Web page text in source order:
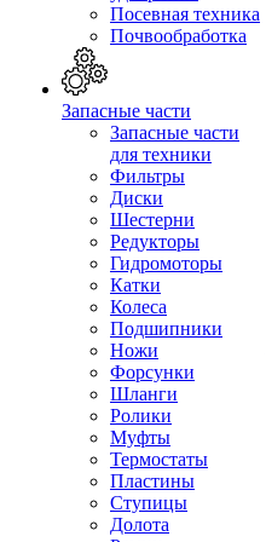
Посевная техника
Почвообработка
Запасные части
Запасные части
для техники
Фильтры
Диски
Шестерни
Редукторы
Гидромоторы
Катки
Колеса
Подшипники
Ножи
Форсунки
Шланги
Ролики
Муфты
Термостаты
Пластины
Ступицы
Долота